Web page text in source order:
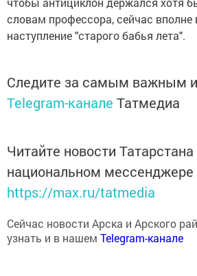
словам профессора, сейчас
наступление "старого бабья лета".
Следите за самым важным
Telegram-канале Татмедиа
Читайте новости Татарстана
национальном
https://max.ru/tatmedia
Сейчас новости Арска и Арского
узнать и в нашем Telegram-канале